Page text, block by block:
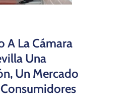
A La Cámara
Una
Un Mercado